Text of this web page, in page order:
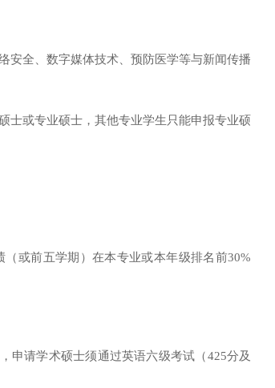
安全、数字媒体技术、预防医学等与新闻传播
士或专业硕士，其他专业学生只能申报专业硕
或前五学期）在本专业或本年级排名前30%
申请学术硕士须通过英语六级考试（425分及